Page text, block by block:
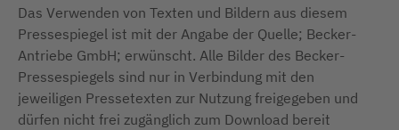
Das Verwenden von Texten und Bildern aus diesem
Pressespiegel ist mit der Angabe der Quelle; Becker-
Antriebe GmbH; erwünscht. Alle Bilder des Becker-
Pressespiegels sind nur in Verbindung mit den
jeweiligen Pressetexten zur Nutzung freigegeben und
dürfen nicht frei zugänglich zum Download bereit